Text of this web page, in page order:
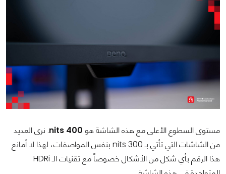
مستوى السطوع الأعلى مع هذه الشاشة هو
. نرى العديد
من الشاشات التي تأتي بـ 300 nits بنفس المواصفات، لهذا لا أمانع
هذا الرقم بأي شكل من الأشكال خصوصاً مع تقنيات الـ HDRi